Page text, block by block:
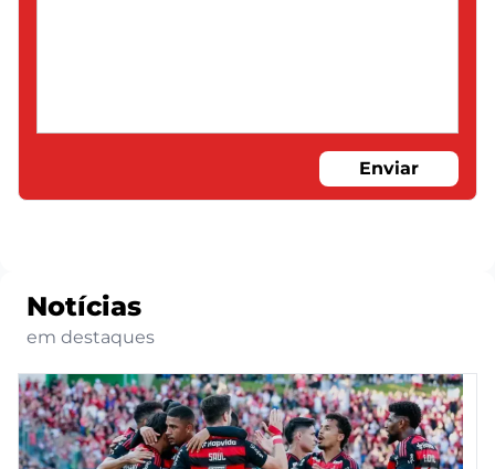
Enviar
Notícias
em destaques